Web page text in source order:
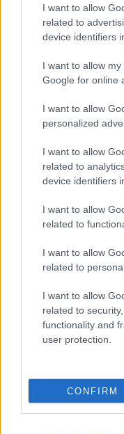
I want to allow
related to
device identifiers
I want to allow
Google for online
I want to allow
personalized
I want to allow
related to
device identifiers
I want to allow
related to
I want to allow
related to
I want to allow
related to
functionality and
user protection.
CONFIRM
Reach The
Lángoló Gitárok •2013.
Új lemezt készít a
dal és a hozzá
Lángoló Gitárokon
Balhéja miatt
a Fishing On
Lángoló Gitárok•2012.